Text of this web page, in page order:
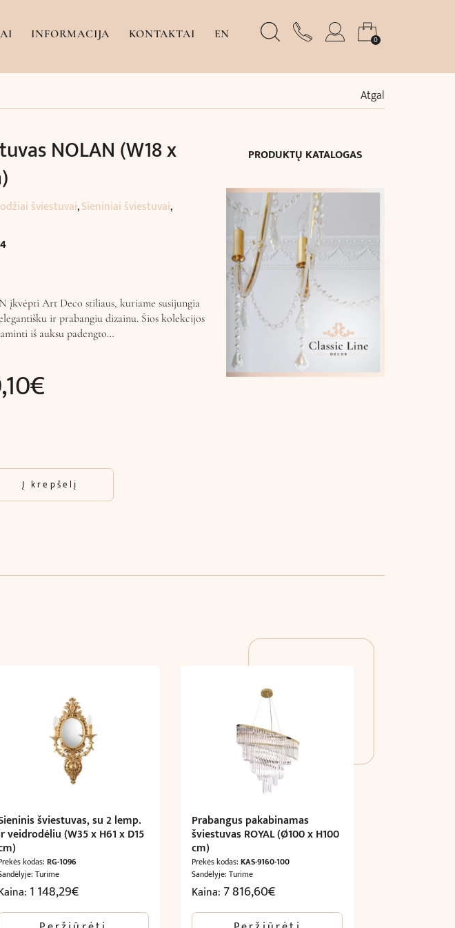
INFORMACIJA KONTAKTAI EN 0
Atgal
NOLAN (W18 x
šviestuvai,Sieniniai šviestuvai,
įkvėpti Art Deco stiliaus, kuriame susijungia
ir prabangiu dizainu. Šios kolekcijos
iš auksu padengto…
€
Į krepšelį
PRODUKTŲ KATALOGAS
šviestuvas, su 2 lemp.
veidrodėliu (W35 x H61 x D15
kodas: RG-1096
Turime
1 148,29€
Prabangus pakabinamas
šviestuvas ROYAL (Ø100 x H100
cm)
Prekės kodas:KAS-9160-100
Sandėlyje: Turime
Kaina: 7 816,60€